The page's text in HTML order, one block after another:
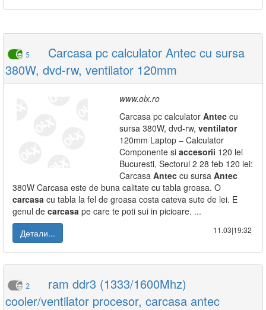
5
Carcasa pc calculator Antec cu sursa
380W, dvd-rw, ventilator 120mm
www.olx.ro
Carcasa pc calculator Antec cu
sursa 380W, dvd-rw, ventilator
120mm Laptop – Calculator
Componente si accesorii 120 lei
Bucuresti, Sectorul 2 28 feb 120 lei:
Carcasa Antec cu sursa Antec
380W Carcasa este de buna calitate cu tabla groasa. O
carcasa cu tabla la fel de groasa costa cateva sute de lei. E
genul de carcasa pe care te poti sui in picioare. ...
Детали...
11.03|19:32
2
ram ddr3 (1333/1600Mhz)
cooler/ventilator procesor, carcasa antec